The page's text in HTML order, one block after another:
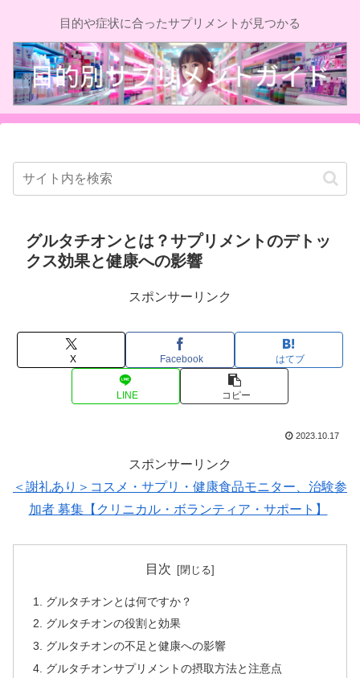
目的や症状に合ったサプリメントが見つかる
グルタチオンとは？サプリメントのデトッ
クス効果と健康への影響
スポンサーリンク
X Facebook はてブ
LINE コピー
2023.10.17
スポンサーリンク
＜謝礼あり＞コスメ・サプリ・健康食品モニター、治験参
加者 募集【クリニカル・ボランティア・サポート】
目次
グルタチオンとは何ですか？
グルタチオンの役割と効果
グルタチオンの不足と健康への影響
グルタチオンサプリメントの摂取方法と注意点